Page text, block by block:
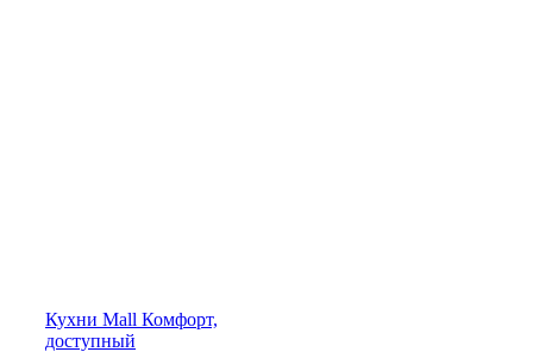
Кухни Mall Комфорт,
доступный